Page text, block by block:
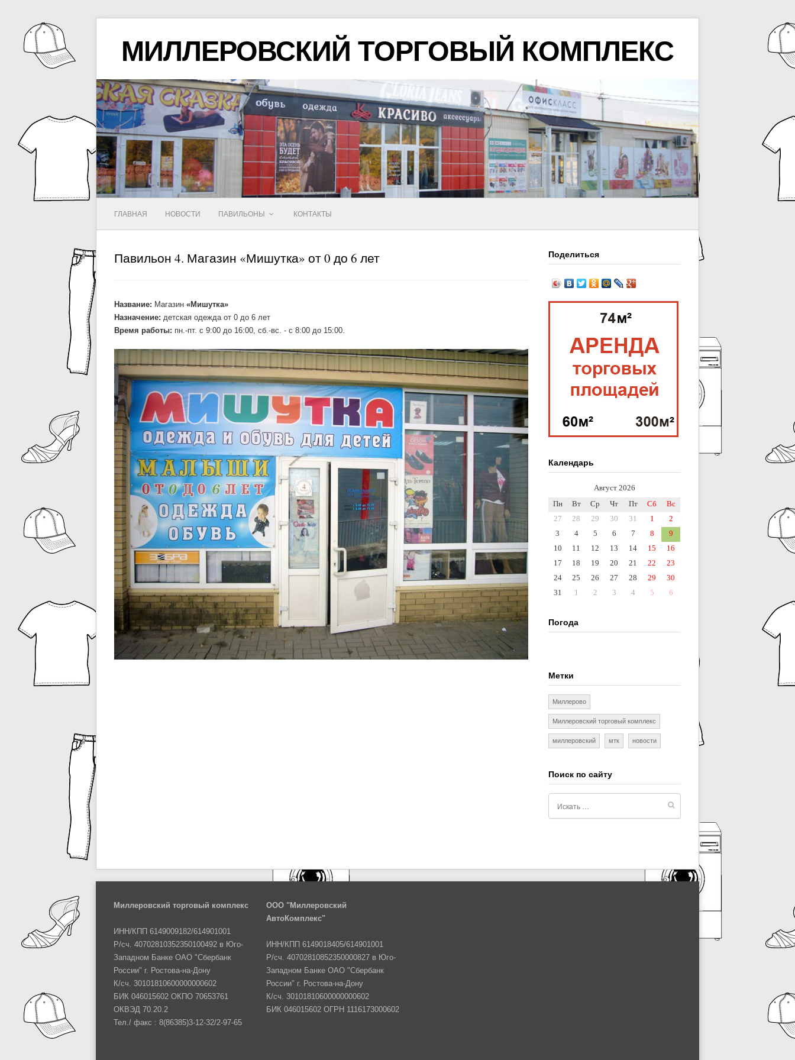
МИЛЛЕРОВСКИЙ ТОРГОВЫЙ КОМПЛЕКС
ГЛАВНАЯ НОВОСТИ ПАВИЛЬОНЫ КОНТАКТЫ
Павильон 4. Магазин «Мишутка» от 0 до 6 лет
Название: Магазин «Мишутка»
Назначение: детская одежда от 0 до 6 лет
Время работы: пн.-пт. c 9:00 до 16:00, сб.-вс. - c 8:00 до 15:00.
Поделиться
Календарь
Август 2026
Пн
Вт Ср Чт Пт Сб
Вс
27
28 29 30 31 1
2
3
4 5 6 7 8
9
10
11 12 13 14 15
16
17
18 19 20 21 22
23
24
25 26 27 28 29
30
31
1 2 3 4 5 6
Погода
Метки
Миллерово
Миллеровский торговый комплекс
миллеровский мтк новости
Поиск по сайту
Миллеровский торговый комплекс
ИНН/КПП 6149009182/614901001
Р/сч. 40702810352350100492 в Юго-
Западном Банке ОАО "Сбербанк
России" г. Ростова-на-Дону
К/сч. 30101810600000000602
БИК 046015602 ОКПО 70653761
ОКВЭД 70.20.2
Тел./ факс : 8(86385)3-12-32/2-97-65
ООО "Миллеровский
АвтоКомплекс"
ИНН/КПП 6149018405/614901001
Р/сч. 40702810852350000827 в Юго-
Западном Банке ОАО "Сбербанк
России" г. Ростова-на-Дону
К/сч. 30101810600000000602
БИК 046015602 ОГРН 1116173000602